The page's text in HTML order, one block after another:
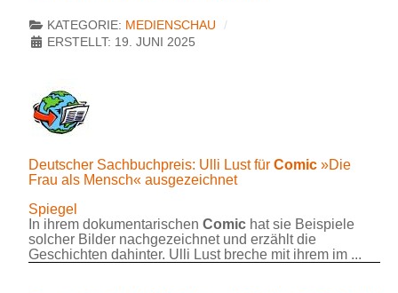
KATEGORIE: MEDIENSCHAU
ERSTELLT: 19. JUNI 2025
Deutscher Sachbuchpreis: Ulli Lust für Comic »Die
Frau als Mensch« ausgezeichnet
Spiegel
In ihrem dokumentarischen Comic hat sie Beispiele
solcher Bilder nachgezeichnet und erzählt die
Geschichten dahinter. Ulli Lust breche mit ihrem im ...